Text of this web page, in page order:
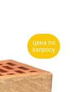
цена по
запросу